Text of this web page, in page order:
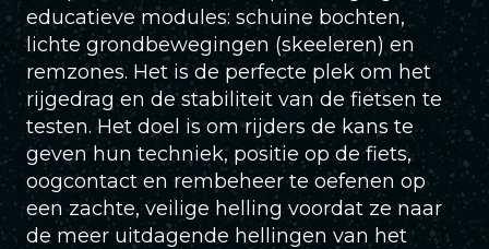
educatieve modules: schuine bochten,
lichte grondbewegingen (skeeleren) en
remzones. Het is de perfecte plek om het
rijgedrag en de stabiliteit van de fietsen te
testen. Het doel is om rijders de kans te
geven hun techniek, positie op de fiets,
oogcontact en rembeheer te oefenen op
een zachte, veilige helling voordat ze naar
de meer uitdagende hellingen van het